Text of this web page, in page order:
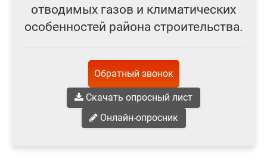
отводимых газов и климатических
особенностей района строительства.
Обратный звонок
Скачать опросный лист
Онлайн-опросник